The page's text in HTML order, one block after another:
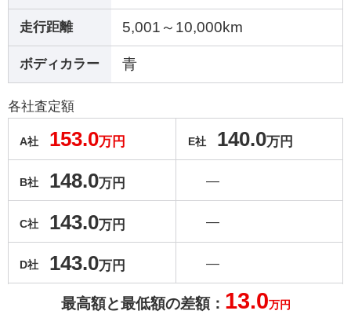
走行距離 5,001～10,000km
ボディカラー 青
各社査定額
A社 153.0万円
B社 148.0万円
C社 143.0万円
D社 143.0万円
E社 140.0万円
―
―
―
最高額と最低額の差額： 13.0万円